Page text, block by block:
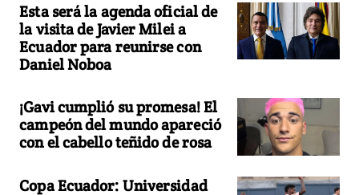
Esta será la agenda oficial de
la visita de Javier Milei a
Ecuador para reunirse con
Daniel Noboa
¡Gavi cumplió su promesa! El
campeón del mundo apareció
con el cabello teñido de rosa
Copa Ecuador: Universidad